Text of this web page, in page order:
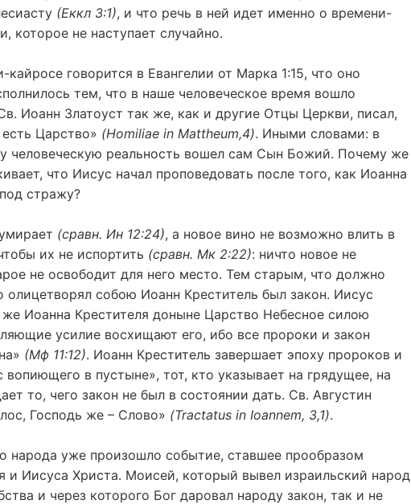
(Еккл 3:1), и что речь в ней идет именно о времени-
которое не наступает случайно.
говорится в Евангелии от Марка 1:15, что оно
тем, что в наше человеческое время вошло
Иоанн Златоуст так же, как и другие Отцы Церкви, писал,
Царство» (Homiliae in Mattheum,4). Иными словами: в
человеческую реальность вошел сам Сын Божий. Почему же
что Иисус начал проповедовать после того, как Иоанна
стражу?
(сравн. Ин 12:24), а новое вино не возможно влить в
их не испортить (сравн. Мк 2:22): ничто новое не
не освободит для него место. Тем старым, что должно
олицетворял собою Иоанн Креститель был закон. Иисус
Иоанна Крестителя доныне Царство Небесное силою
усилие восхищают его, ибо все пророки и закон
(Мф 11:12). Иоанн Креститель завершает эпоху пророков и
вопиющего в пустыне», тот, кто указывает на грядущее, на
то, чего закон не был в состоянии дать. Св. Августин
Господь же – Слово» (Tractatus in Ioannem, 3,1).
народа уже произошло событие, ставшее прообразом
и Иисуса Христа. Моисей, который вывел израильский народ
и через которого Бог даровал народу закон, так и не